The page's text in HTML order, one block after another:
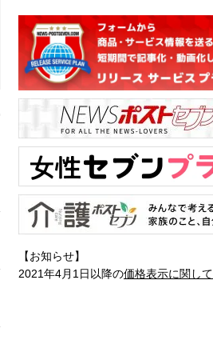
【お知らせ】
2021年4月1日以降の価格表示に関して